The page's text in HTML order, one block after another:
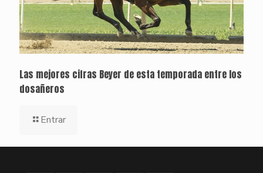
Las mejores cifras Beyer de esta temporada entre los
dosañeros
Entrar